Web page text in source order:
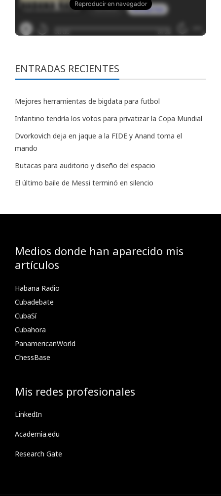
ENTRADAS RECIENTES
Mejores herramientas de bigdata para futbol
Infantino tendría los votos para privatizar la Copa Mundial
Dvorkovich deja en jaque a la FIDE y Anand toma el
mando
Butacas para auditorio y diseño del espacio
El último baile de Messi terminó en silencio
Medios donde han aparecido mis
artículos
Habana Radio
Cubadebate
CubaSí
Cubahora
PanamericanWorld
ChessBase
Mis redes profesionales
LinkedIn
Academia.edu
Research Gate